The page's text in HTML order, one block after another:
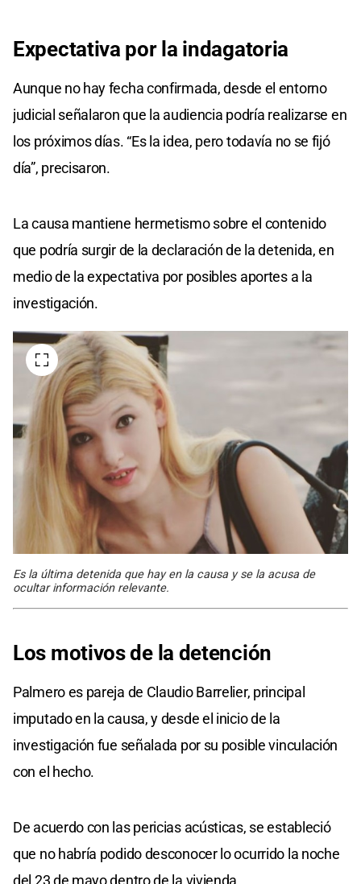
Expectativa por la indagatoria
Aunque no hay fecha confirmada, desde el entorno
judicial señalaron que la audiencia podría realizarse en
los próximos días. “Es la idea, pero todavía no se fijó
día”, precisaron.
La causa mantiene hermetismo sobre el contenido
que podría surgir de la declaración de la detenida, en
medio de la expectativa por posibles aportes a la
investigación.
Es la última detenida que hay en la causa y se la acusa de
ocultar información relevante.
Los motivosde la detención
Palmero es pareja de Claudio Barrelier, principal
imputado en la causa, y desde el inicio de la
investigación fue señalada por su posible vinculación
con el hecho.
De acuerdo con las pericias acústicas, se estableció
que no habría podido desconocer lo ocurrido la noche
del 23 de mayo dentro de la vivienda.